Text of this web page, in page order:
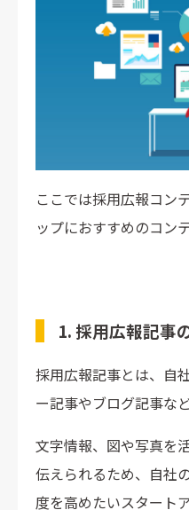
ここでは採用広報コン
ップにおすすめのコン
1. 採用広報記事
採用広報記事とは、自
ー記事やブログ記事な
文字情報、図や写真を
伝えられるため、自社
度を高めたいスタート